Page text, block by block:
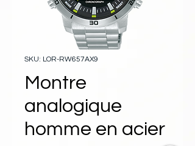
SKU: LOR-RW657AX9
Montre
analogique
homme en acier